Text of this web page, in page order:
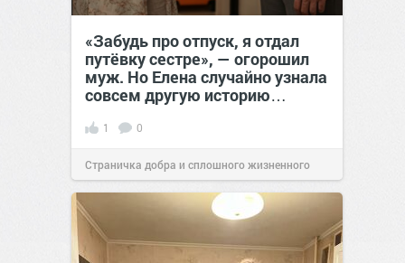
«Забудь про отпуск, я отдал
путёвку сестре», — огорошил
муж. Но Елена случайно узнала
совсем другую историю…
1 0
Страничка добра и сплошного жизненного
позитива!00:28Вчера